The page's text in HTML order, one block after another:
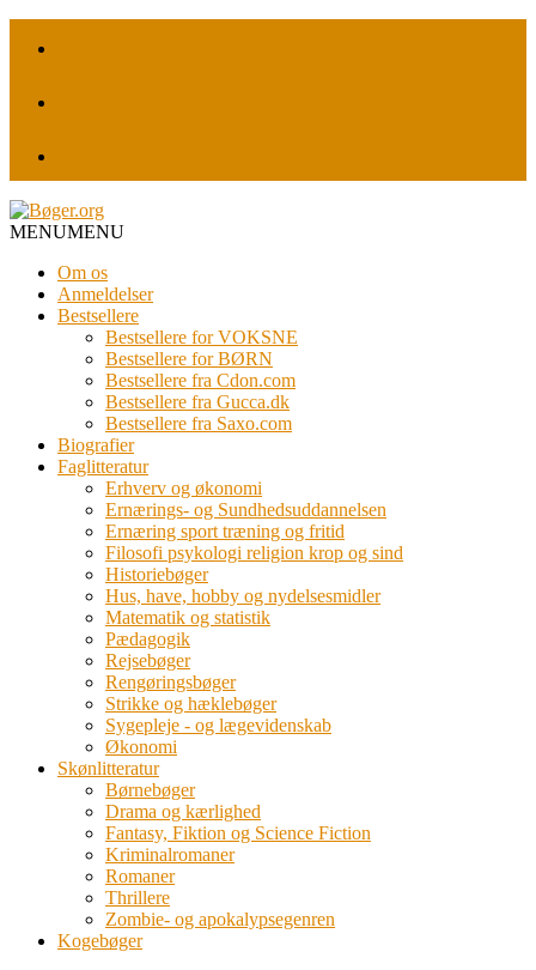
MENUMENU
Om os
Anmeldelser
Bestsellere
Bestsellere for VOKSNE
Bestsellere for BØRN
Bestsellere fra Cdon.com
Bestsellere fra Gucca.dk
Bestsellere fra Saxo.com
Biografier
Faglitteratur
Erhverv og økonomi
Ernærings- og Sundhedsuddannelsen
Ernæring sport træning og fritid
Filosofi psykologi religion krop og sind
Historiebøger
Hus, have, hobby og nydelsesmidler
Matematik og statistik
Pædagogik
Rejsebøger
Rengøringsbøger
Strikke og hæklebøger
Sygepleje - og lægevidenskab
Økonomi
Skønlitteratur
Børnebøger
Drama og kærlighed
Fantasy, Fiktion og Science Fiction
Kriminalromaner
Romaner
Thrillere
Zombie- og apokalypsegenren
Kogebøger